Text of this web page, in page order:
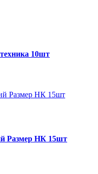
10шт
Размер НК 15шт